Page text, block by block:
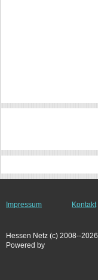
Impressum Kontakt
Hessen Netz (c) 2008--2026
Powered by